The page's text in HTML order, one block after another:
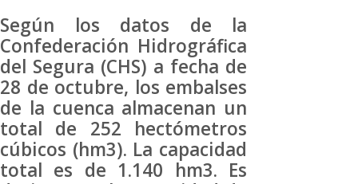
Según los datos de la
Confederación Hidrográfica
del Segura (CHS) a fecha de
28 de octubre, los embalses
de la cuenca almacenan un
total de 252 hectómetros
cúbicos (hm3). La capacidad
total es de 1.140 hm3. Es